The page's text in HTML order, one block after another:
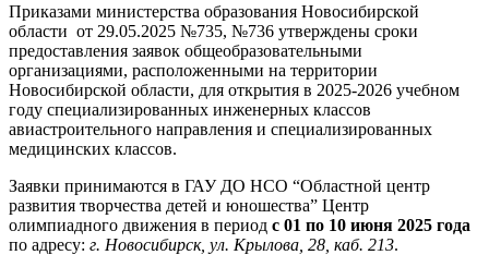
Приказами министерства образования Новосибирской
области от 29.05.2025 №735, №736 утверждены сроки
предоставления заявок общеобразовательными
организациями, расположенными на территории
Новосибирской области, для открытия в 2025-2026 учебном
году специализированных инженерных классов
авиастроительного направления и специализированных
медицинских классов.
Заявки принимаются в ГАУ ДО НСО “Областной центр
развития творчества детей и юношества” Центр
олимпиадного движения в период с 01 по 10 июня 2025 года
по адресу: г. Новосибирск, ул. Крылова, 28, каб. 213.